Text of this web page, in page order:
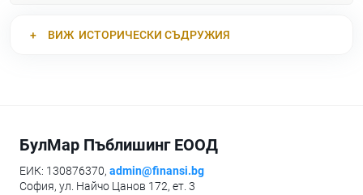
ВИЖ ИСТОРИЧЕСКИ СЪДРУЖИЯ
БулМар Пъблишинг ЕООД
ЕИК: 130876370, admin@finansi.bg
София, ул. Найчо Цанов 172, ет. 3